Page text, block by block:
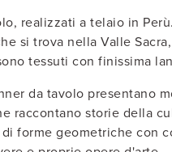
realizzati a telaio in
si trova nella Valle
tessuti con finissima
da tavolo presentano
raccontano storie della
forme geometriche con